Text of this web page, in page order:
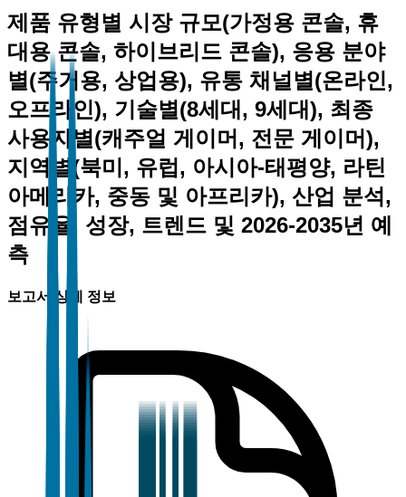
제품 유형별 시장 규모(가정용 콘솔, 휴
대용 콘솔, 하이브리드 콘솔), 응용 분야
별(주거용, 상업용), 유통 채널별(온라인,
오프라인), 기술별(8세대, 9세대), 최종
사용자별(캐주얼 게이머, 전문 게이머),
지역별(북미, 유럽, 아시아-태평양, 라틴
아메리카, 중동 및 아프리카), 산업 분석,
점유율, 성장, 트렌드 및 2026-2035년 예
측
보고서 상세 정보